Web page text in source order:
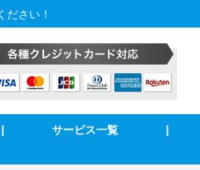
さい！
| サービス一覧
ン修理・取付 TV
|